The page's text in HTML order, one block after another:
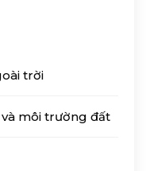
trời
môi trường đất